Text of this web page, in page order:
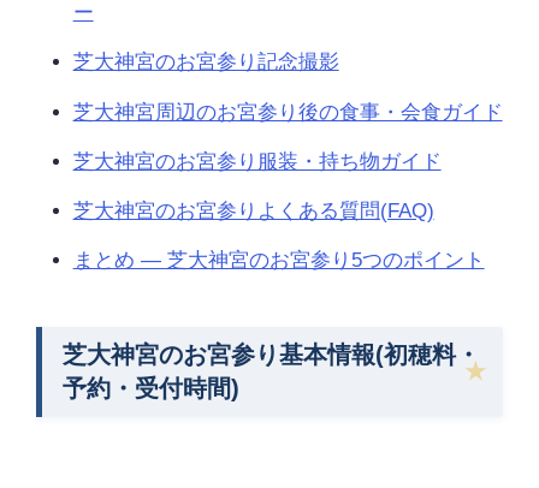
ー
芝大神宮のお宮参り記念撮影
芝大神宮周辺のお宮参り後の食事・会食ガイド
芝大神宮のお宮参り服装・持ち物ガイド
芝大神宮のお宮参りよくある質問(FAQ)
まとめ — 芝大神宮のお宮参り5つのポイント
芝大神宮のお宮参り基本情報(初穂料・
予約・受付時間)